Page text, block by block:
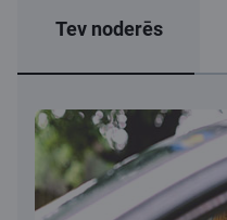
Tev noderēs